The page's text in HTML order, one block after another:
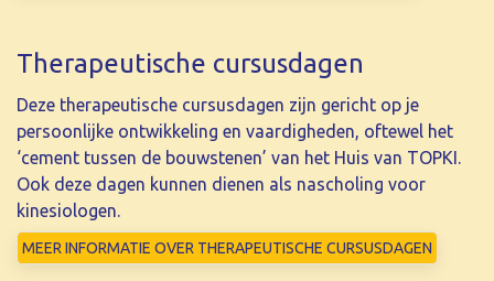
Therapeutische cursusdagen
Deze therapeutische cursusdagen zijn gericht op je
persoonlijke ontwikkeling en vaardigheden, oftewel het
‘cement tussen de bouwstenen’ van het Huis van TOPKI.
Ook deze dagen kunnen dienen als nascholing voor
kinesiologen.
MEER INFORMATIE OVER THERAPEUTISCHE CURSUSDAGEN